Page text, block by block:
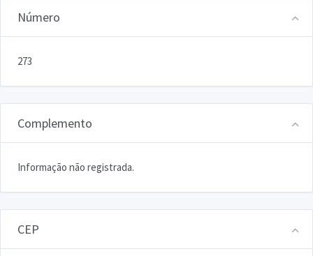
Número
273
Complemento
Informação não registrada.
CEP